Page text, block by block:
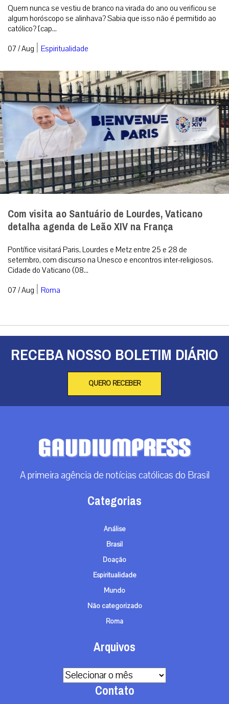
Quem nunca se vestiu de branco na virada do ano ou verificou se
algum horóscopo se alinhava? Sabia que isso não é permitido ao
católico? [cap...
07 / Aug | Espiritualidade
Com visita ao Santuário de Lourdes, Vaticano
detalha agenda de Leão XIV na França
Pontífice visitará Paris, Lourdes e Metz entre 25 e 28 de
setembro, com discurso na Unesco e encontros inter-religiosos.
Cidade do Vaticano (08...
07 / Aug | Roma
RECEBA NOSSO BOLETIM DIÁRIO
QUERO RECEBER
A primeira agência de notícias católicas do Brasil
Categorias
Análise
Brasil
Doação
Espiritualidade
Mundo
Não categorizado
Roma
Arquivos
Arquivos
Contato